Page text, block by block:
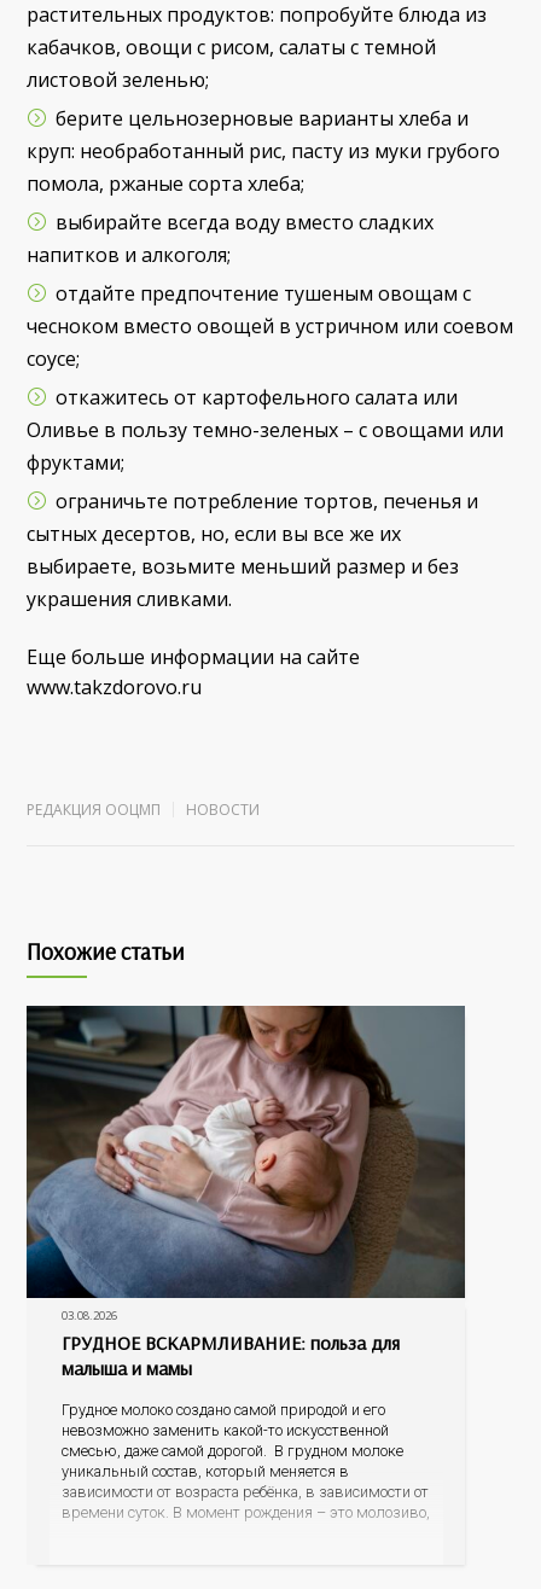
растительных продуктов: попробуйте блюда из
кабачков, овощи с рисом, салаты с темной
листовой зеленью;
берите цельнозерновые варианты хлеба и
круп: необработанный рис, пасту из муки грубого
помола, ржаные сорта хлеба;
выбирайте всегда воду вместо сладких
напитков и алкоголя;
отдайте предпочтение тушеным овощам с
чесноком вместо овощей в устричном или соевом
соусе;
откажитесь от картофельного салата или
Оливье в пользу темно-зеленых – с овощами или
фруктами;
ограничьте потребление тортов, печенья и
сытных десертов, но, если вы все же их
выбираете, возьмите меньший размер и без
украшения сливками.
Еще больше информации на сайте
www.takzdorovo.ru
РЕДАКЦИЯ ООЦМП НОВОСТИ
Похожие статьи
03.08.2026
ГРУДНОЕ ВСКАРМЛИВАНИЕ: польза для
малыша и мамы
Грудное молоко создано самой природой и его
невозможно заменить какой-то искусственной
смесью, даже самой дорогой. В грудном молоке
уникальный состав, который меняется в
зависимости от возраста ребёнка, в зависимости от
времени суток. В момент рождения – это молозиво,